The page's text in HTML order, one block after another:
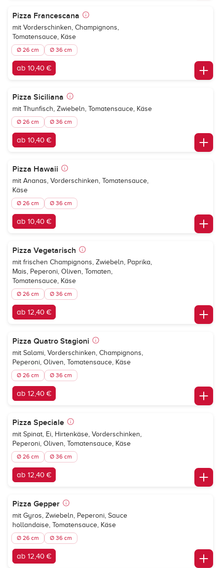
Pizza Francescana
mit Vorderschinken, Champignons,
Tomatensauce, Käse
Ø 26 cm Ø 36 cm
ab 10,40 €
Pizza Siciliana
mit Thunfisch, Zwiebeln, Tomatensauce, Käse
Ø 26 cm Ø 36 cm
ab 10,40 €
Pizza Hawaii
mit Ananas, Vorderschinken, Tomatensauce,
Käse
Ø 26 cm Ø 36 cm
ab 10,40 €
Pizza Vegetarisch
mit frischen Champignons, Zwiebeln, Paprika,
Mais, Peperoni, Oliven, Tomaten,
Tomatensauce, Käse
Ø 26 cm Ø 36 cm
ab 12,40 €
Pizza Quatro Stagioni
mit Salami, Vorderschinken, Champignons,
Peperoni, Oliven, Tomatensauce, Käse
Ø 26 cm Ø 36 cm
ab 12,40 €
Pizza Speciale
mit Spinat, Ei, Hirtenkäse, Vorderschinken,
Peperoni, Oliven, Tomatensauce, Käse
Ø 26 cm Ø 36 cm
ab 12,40 €
Pizza Gepper
mit Gyros, Zwiebeln, Peperoni, Sauce
hollandaise, Tomatensauce, Käse
Ø 26 cm Ø 36 cm
ab 12,40 €